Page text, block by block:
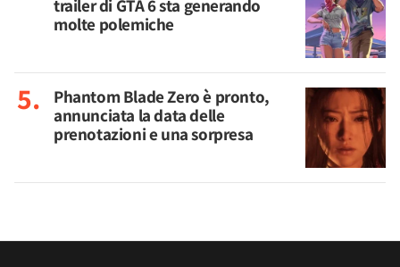
trailer di GTA 6 sta generando
molte polemiche
Phantom Blade Zero è pronto,
annunciata la data delle
prenotazioni e una sorpresa